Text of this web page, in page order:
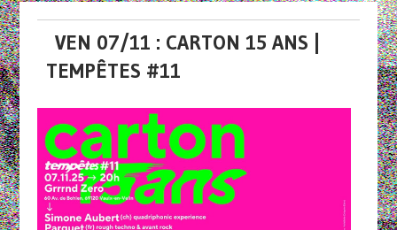
VEN 07/11 : CARTON 15 ANS |
TEMPÊTES #11